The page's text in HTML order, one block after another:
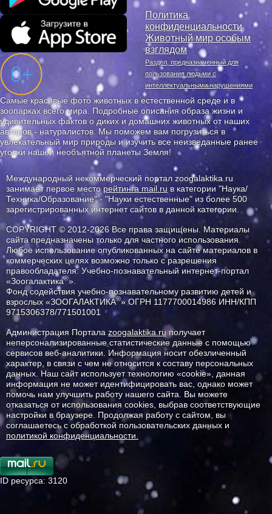
Политика
конфиденциальности
Животный мир особым
взглядом
Раздел, предназначенный для
пользования людьми с
интеллектуальными нарушениями
Самые красивые фото животных в естественной среде и в
зоопарках всего мира. Подробные описания образа жизни и
удивительных фактов о диких и домашних животных от наших
авторов - натуралистов. Мы поможем вам погрузиться в
увлекательный мир природы и изучить все неизведанные ранее
уголки нашей необъятной планеты Земля!
Международный некоммерческий портал zoogalaktika.ru
занимает первое месторейтинга mail.ru в категории "Наука/
Техника/Образование" - "Науки естественные" из более 500
зарегистрированных интернет сайтов в данной категории.
COPYRIGHT © 2012-2026 Все права защищены. Материалы
сайта предназначены только для частного использования.
Любое использование опубликованных на сайте материалов в
коммерческих целях возможно только с разрешения
правообладателя: Учебно-познавательный интернет-портал
«Зоогалактика®».
Фонд содействия учебно-познавательному развитию детей и
взрослых «ЗООГАЛАКТИКА®» ОГРН 1177700014986 ИНН/КПП
9715306378/771501001
Администрация Портала zoogalaktika.ruполучает
неперсонализированные статистические данные с помощью
сервисов веб-аналитики. Информация носит обезличенный
характер, в связи с чем не относится к составу персональных
данных. Наш сайт использует технологию «cookie», данная
информация не может идентифицировать вас, однако может
помочь нам улучшить работу нашего сайта. Вы можете
отказаться от использования cookies, выбрав соответствующие
настройки в браузере. Продолжая работу с сайтом, вы
соглашаетесь с обработкой пользовательских данных и
политикой конфиденциальности.
ID ресурса: 3120